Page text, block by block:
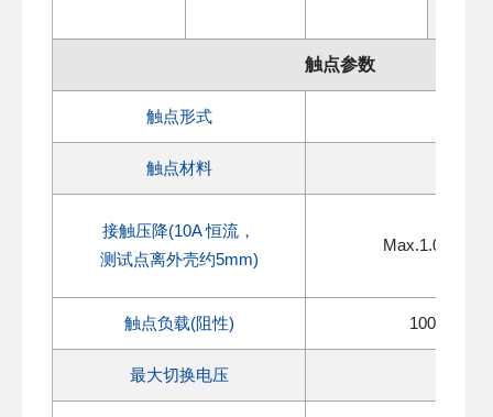
触点参数
触点形式
触点材料
接触压降(10A 恒流，
测试点离外壳约5mm)
Max.1.0mΩ
触点负载(阻性) 100A
最大切换电压